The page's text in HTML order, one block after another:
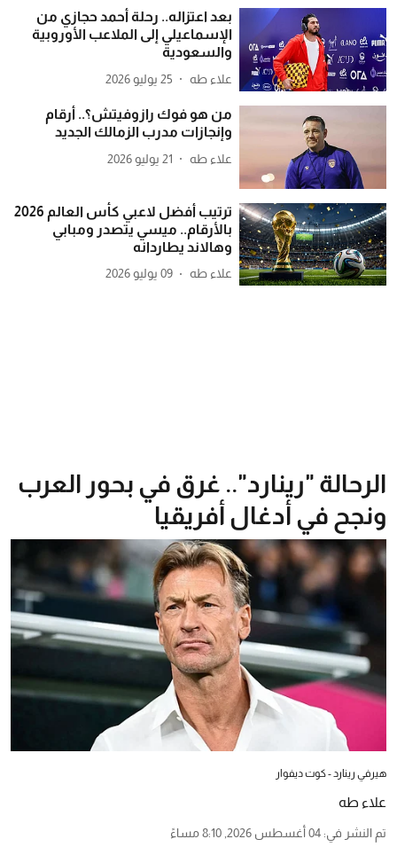
بعد اعتزاله.. رحلة أحمد حجازي من
الإسماعيلي إلى الملاعب الأوروبية
والسعودية
علاء طه 25 يوليو 2026
من هو فوك رازوفيتش؟.. أرقام
وإنجازات مدرب الزمالك الجديد
علاء طه 21 يوليو 2026
ترتيب أفضل لاعبي كأس العالم 2026
بالأرقام.. ميسي يتصدر ومبابي
وهالاند يطاردانه
علاء طه 09 يوليو 2026
الرحالة "رينارد".. غرق في بحور العرب
ونجح في أدغال أفريقيا
هيرفي رينارد - كوت ديفوار
علاء طه
تم النشر في: 04 أغسطس 2026, 8:10 مساءً